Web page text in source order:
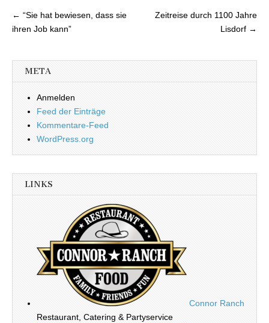
Beitragsnavigation
← “Sie hat bewiesen, dass sie
ihren Job kann”
Zeitreise durch 1100 Jahre
Lisdorf →
META
Anmelden
Feed der Einträge
Kommentare-Feed
WordPress.org
LINKS
Connor Ranch
Restaurant, Catering & Partyservice